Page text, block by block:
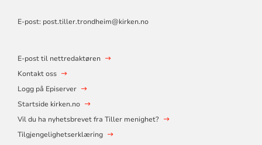
E-post: post.tiller.trondheim@kirken.no
E-post til nettredaktøren
Kontakt oss
Logg på Episerver
Startside kirken.no
Vil du ha nyhetsbrevet fra Tiller menighet?
Tilgjengelighetserklæring